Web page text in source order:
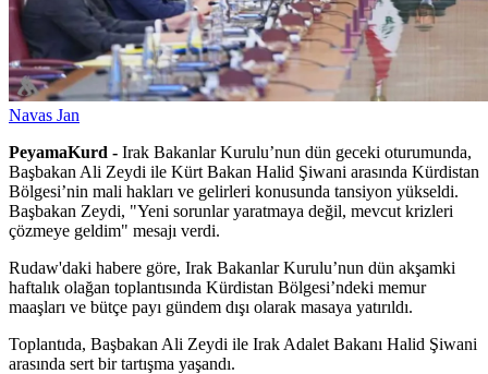
Navas Jan
PeyamaKurd - Irak Bakanlar Kurulu’nun dün geceki oturumunda,
Başbakan Ali Zeydi ile Kürt Bakan Halid Şiwani arasında Kürdistan
Bölgesi’nin mali hakları ve gelirleri konusunda tansiyon yükseldi.
Başbakan Zeydi, "Yeni sorunlar yaratmaya değil, mevcut krizleri
çözmeye geldim" mesajı verdi.
Rudaw'daki habere göre, Irak Bakanlar Kurulu’nun dün akşamki
haftalık olağan toplantısında Kürdistan Bölgesi’ndeki memur
maaşları ve bütçe payı gündem dışı olarak masaya yatırıldı.
Toplantıda, Başbakan Ali Zeydi ile Irak Adalet Bakanı Halid Şiwani
arasında sert bir tartışma yaşandı.